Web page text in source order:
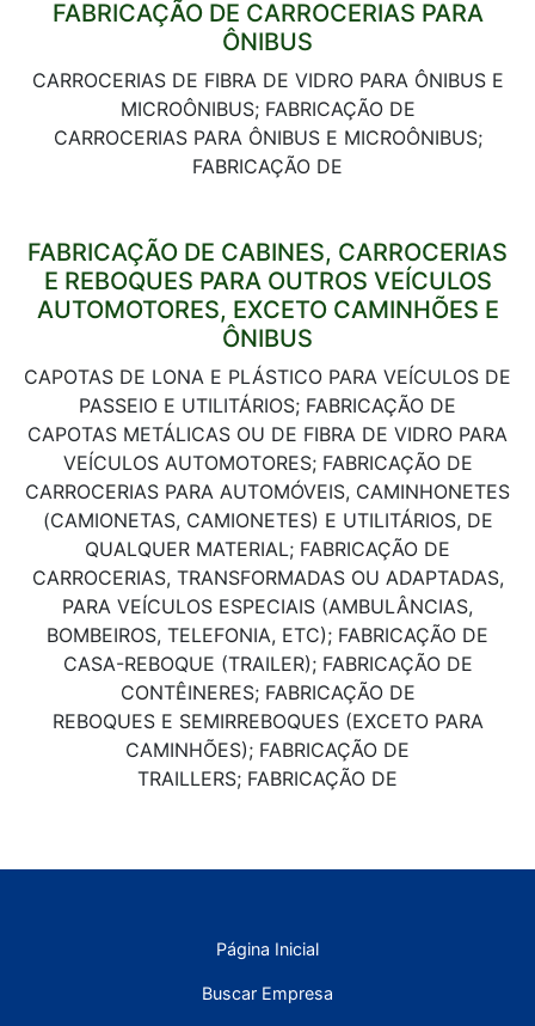
FABRICAÇÃO DE CARROCERIAS PARA
ÔNIBUS
CARROCERIAS DE FIBRA DE VIDRO PARA ÔNIBUS E
MICROÔNIBUS; FABRICAÇÃO DE
CARROCERIAS PARA ÔNIBUS E MICROÔNIBUS;
FABRICAÇÃO DE
FABRICAÇÃO DE CABINES, CARROCERIAS
E REBOQUES PARA OUTROS VEÍCULOS
AUTOMOTORES, EXCETO CAMINHÕES E
ÔNIBUS
CAPOTAS DE LONA E PLÁSTICO PARA VEÍCULOS DE
PASSEIO E UTILITÁRIOS; FABRICAÇÃO DE
CAPOTAS METÁLICAS OU DE FIBRA DE VIDRO PARA
VEÍCULOS AUTOMOTORES; FABRICAÇÃO DE
CARROCERIAS PARA AUTOMÓVEIS, CAMINHONETES
(CAMIONETAS, CAMIONETES) E UTILITÁRIOS, DE
QUALQUER MATERIAL; FABRICAÇÃO DE
CARROCERIAS, TRANSFORMADAS OU ADAPTADAS,
PARA VEÍCULOS ESPECIAIS (AMBULÂNCIAS,
BOMBEIROS, TELEFONIA, ETC); FABRICAÇÃO DE
CASA-REBOQUE (TRAILER); FABRICAÇÃO DE
CONTÊINERES; FABRICAÇÃO DE
REBOQUES E SEMIRREBOQUES (EXCETO PARA
CAMINHÕES); FABRICAÇÃO DE
TRAILLERS; FABRICAÇÃO DE
Página Inicial
Buscar Empresa